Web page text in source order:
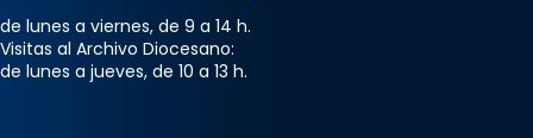
de lunes a viernes, de 9 a 14 h.
Visitas al Archivo Diocesano:
de lunes a jueves, de 10 a 13 h.